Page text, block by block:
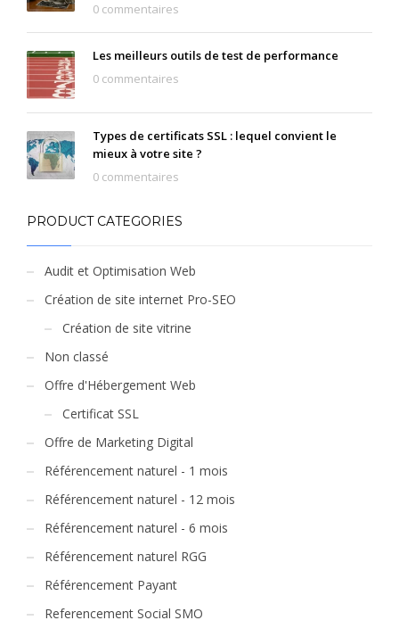
0 commentaires
Les meilleurs outils de test de performance
0 commentaires
Types de certificats SSL : lequel convient le
mieux à votre site ?
0 commentaires
PRODUCT CATEGORIES
Audit et Optimisation Web
Création de site internet Pro-SEO
Création de site vitrine
Non classé
Offre d'Hébergement Web
Certificat SSL
Offre de Marketing Digital
Référencement naturel - 1 mois
Référencement naturel - 12 mois
Référencement naturel - 6 mois
Référencement naturel RGG
Référencement Payant
Referencement Social SMO